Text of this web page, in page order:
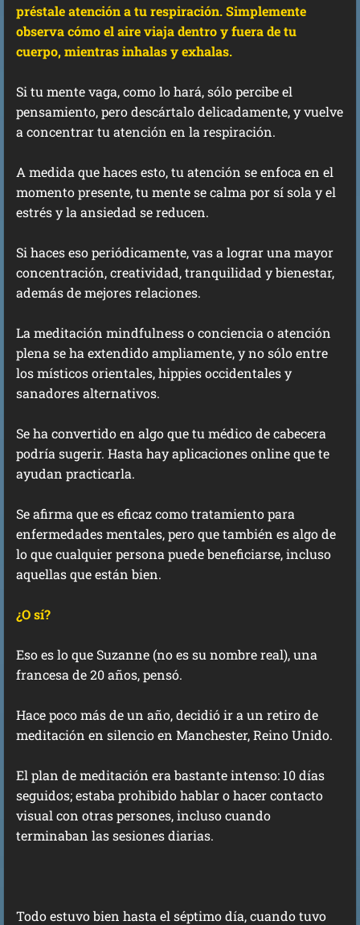
préstale atención a tu respiración. Simplemente
observa cómo el aire viaja dentro y fuera de tu
cuerpo, mientras inhalas y exhalas.
Si tu mente vaga, como lo hará, sólo percibe el
pensamiento, pero descártalo delicadamente, y vuelve
a concentrar tu atención en la respiración.
A medida que haces esto, tu atención se enfoca en el
momento presente, tu mente se calma por sí sola y el
estrés y la ansiedad se reducen.
Si haces eso periódicamente, vas a lograr una mayor
concentración, creatividad, tranquilidad y bienestar,
además de mejores relaciones.
La meditación mindfulness o conciencia o atención
plena se ha extendido ampliamente, y no sólo entre
los místicos orientales, hippies occidentales y
sanadores alternativos.
Se ha convertido en algo que tu médico de cabecera
podría sugerir. Hasta hay aplicaciones online que te
ayudan practicarla.
Se afirma que es eficaz como tratamiento para
enfermedades mentales, pero que también es algo de
lo que cualquier persona puede beneficiarse, incluso
aquellas que están bien.
¿O sí?
Eso es lo que Suzanne (no es su nombre real), una
francesa de 20 años, pensó.
Hace poco más de un año, decidió ir a un retiro de
meditación en silencio en Manchester, Reino Unido.
El plan de meditación era bastante intenso: 10 días
seguidos; estaba prohibido hablar o hacer contacto
visual con otras persones, incluso cuando
terminaban las sesiones diarias.
Todo estuvo bien hasta el séptimo día, cuando tuvo